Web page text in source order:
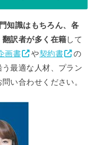
知識はもちろん、各
翻訳者が多く在籍して
画書 や契約書
の
最適な人材、プラン
い合わせください。